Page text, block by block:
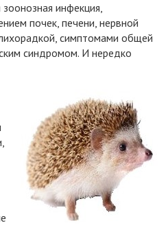
инфекция,
почек, печени, нервной
симптомами общей
синдромом. И нередко